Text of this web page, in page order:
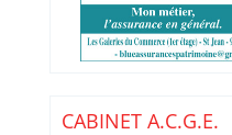
CABINET A.C.G.E.